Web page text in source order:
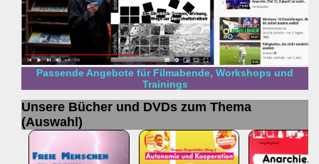
Passende Angebote für Filmabende, Workshops und
Trainings
Unsere Bücher und DVDs zum Thema
(Auswahl)